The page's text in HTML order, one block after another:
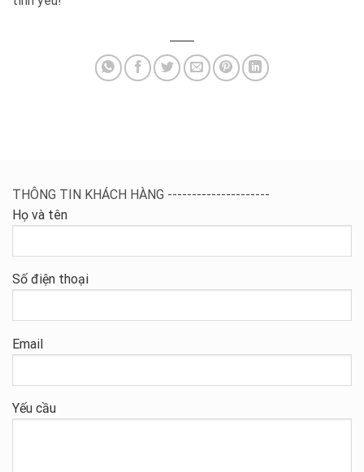
THÔNG TIN KHÁCH HÀNG ---------------------
Họ và tên
Số điện thoại
Email
Yếu cầu